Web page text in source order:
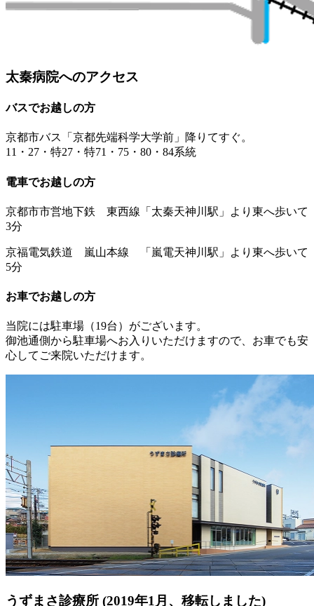
太秦病院へのアクセス
バスでお越しの方
京都市バス「京都先端科学大学前」降りてすぐ。
11・27・特27・特71・75・80・84系統
電車でお越しの方
京都市市営地下鉄 東西線「太秦天神川駅」より東へ歩いて
3分
京福電気鉄道 嵐山本線 「嵐電天神川駅」より東へ歩いて
5分
お車でお越しの方
当院には駐車場（19台）がございます。
御池通側から駐車場へお入りいただけますので、お車でも安
心してご来院いただけます。
うずまさ診療所 (2019年1月、移転しました)